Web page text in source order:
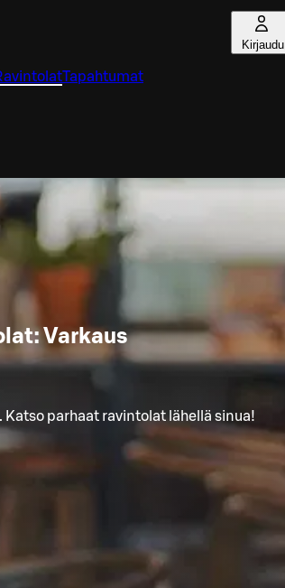
Kirjaudu
Tapahtumat
Varkaus
parhaat ravintolat lähellä sinua!